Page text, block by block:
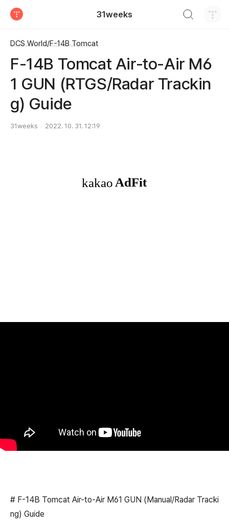
31weeks
DCS World/F-14B Tomcat
F-14B Tomcat Air-to-Air M6
1 GUN (RTGS/Radar Trackin
g) Guide
31weeks 2022. 10. 31. 12:19
# F-14B Tomcat Air-to-Air M61 GUN (Manual/Radar Tracki
ng) Guide